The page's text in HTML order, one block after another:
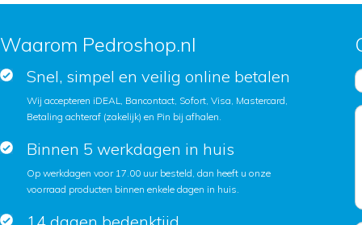
Waarom Pedroshop.nl
Snel, simpel en veilig online betalen
Wij accepteren iDEAL, Bancontact, Sofort, Visa, Mastercard,
Betaling achteraf (zakelijk) en Pin bij afhalen.
Binnen 5 werkdagen in huis
Op werkdagen voor 17.00 uur besteld, dan heeft u onze
voorraad producten binnen enkele dagen in huis.